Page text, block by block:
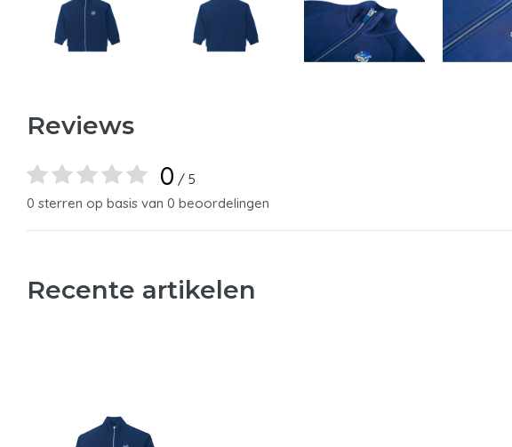
Reviews
0 / 5
0 sterren op basis van 0 beoordelingen
Recente artikelen